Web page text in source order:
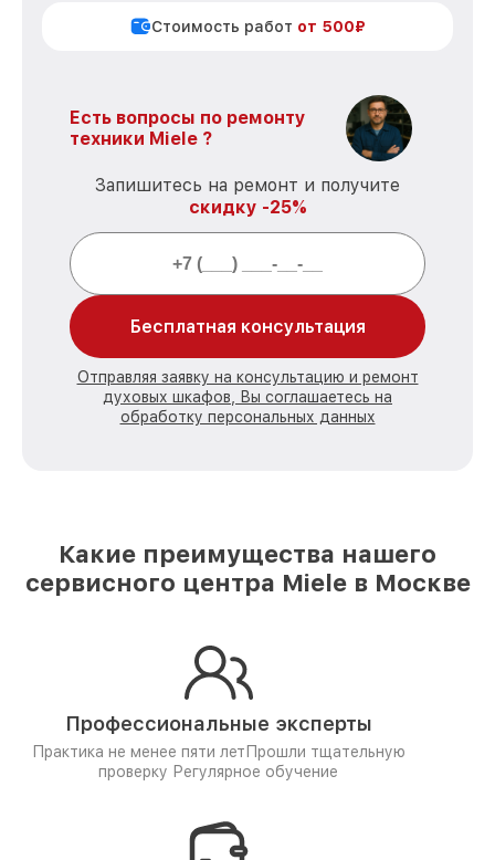
Стоимость работ от 500₽
Есть вопросы по ремонту
техники Miele ?
Запишитесь на ремонт и получите
скидку -25%
Бесплатная консультация
Отправляя заявку на консультацию и ремонт
духовых шкафов, Вы соглашаетесь на
обработку персональных данных
Какие преимущества нашего
сервисного центра Miele в Москве
Профессиональные эксперты
Практика не менее пяти лет Прошли тщательную
проверку Регулярное обучение